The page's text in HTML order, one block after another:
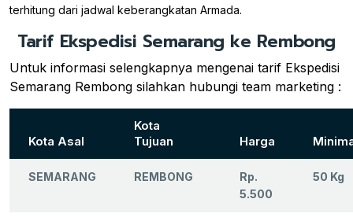
terhitung dari jadwal keberangkatan Armada.
Tarif Ekspedisi Semarang ke Rembong
Untuk informasi selengkapnya mengenai tarif Ekspedisi
Semarang Rembong silahkan hubungi team marketing :
Kota Asal
Kota
Tujuan
Harga
SEMARANG REMBONG
Rp.
5.500
50 Kg